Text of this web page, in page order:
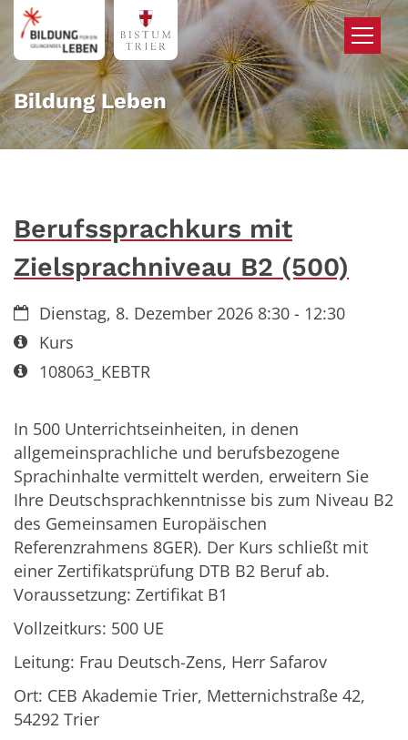
Zum Inhalt springen
Bildung Leben
Berufssprachkurs mit
Zielsprachniveau B2 (500)
Datum:Dienstag, 8. Dezember 2026 8:30 - 12:30
Art bzw. Nummer:
Kurs
Art bzw. Nummer:
108063_KEBTR
In 500 Unterrichtseinheiten, in denen
allgemeinsprachliche und berufsbezogene
Sprachinhalte vermittelt werden, erweitern Sie
Ihre Deutschsprachkenntnisse bis zum Niveau B2
des Gemeinsamen Europäischen
Referenzrahmens 8GER). Der Kurs schließt mit
einer Zertifikatsprüfung DTB B2 Beruf ab.
Voraussetzung: Zertifikat B1
Vollzeitkurs: 500 UE
Leitung: Frau Deutsch-Zens, Herr Safarov
Ort: CEB Akademie Trier, Metternichstraße 42,
54292 Trier